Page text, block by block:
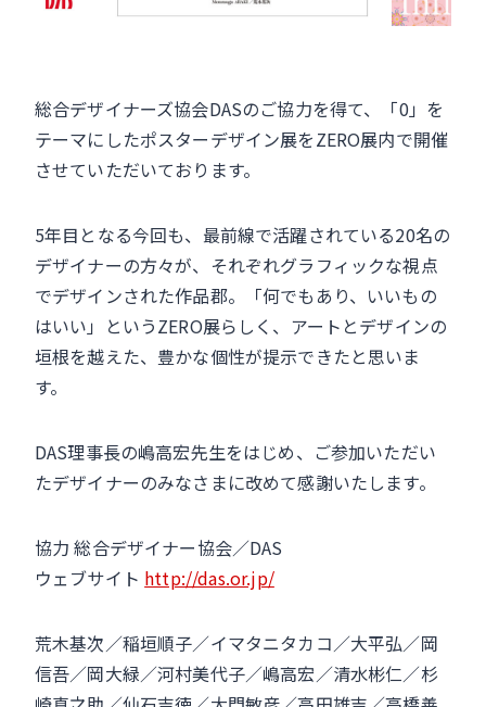
総合デザイナーズ協会DASのご協力を得て、「0」を
テーマにしたポスターデザイン展をZERO展内で開催
させていただいております。
5年目となる今回も、最前線で活躍されている20名の
デザイナーの方々が、それぞれグラフィックな視点
でデザインされた作品郡。「何でもあり、いいもの
はいい」というZERO展らしく、アートとデザインの
垣根を越えた、豊かな個性が提示できたと思いま
す。
DAS理事長の嶋高宏先生をはじめ、ご参加いただい
たデザイナーのみなさまに改めて感謝いたします。
協力 総合デザイナー協会／DAS
ウェブサイト http://das.or.jp/
荒木基次／稲垣順子／イマタニタカコ／大平弘／岡
信吾／岡大緑／河村美代子／嶋高宏／清水彬仁／杉